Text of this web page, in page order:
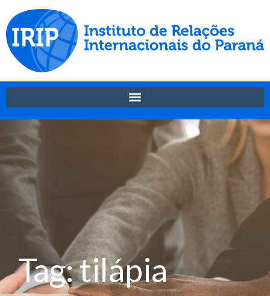
Tag: tilápia